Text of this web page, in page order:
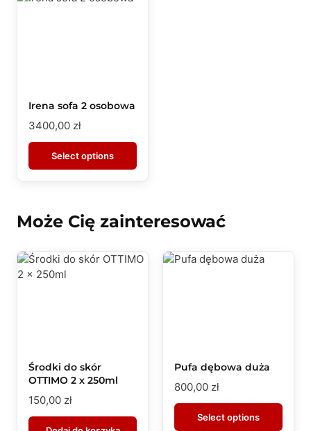
Irena sofa 2 osobowa
3400,00 zł
Select options
Może Cię zainteresować
Środki do skór
OTTIMO 2 x 250ml
150,00 zł
Pufa dębowa duża
800,00 zł
Select options